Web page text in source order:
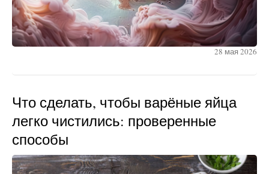
28 мая 2026
Что сделать, чтобы варёные яйца
легко чистились: проверенные
способы